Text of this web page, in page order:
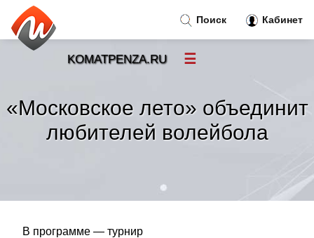
«Московское лето» объединит
любителей волейбола
В программе — турнир
Поиск Кабинет
KOMATPENZA.RU ☰
Новости»
Тренды новостей»
Правила»